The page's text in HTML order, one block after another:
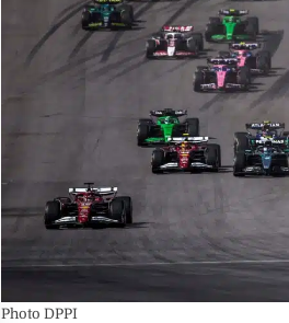
Photo DPPI